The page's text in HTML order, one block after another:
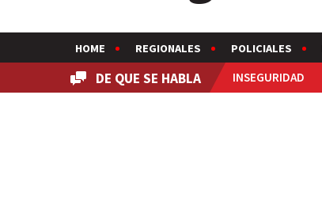
HOME REGIONALES POLICIALES
DE QUE SE HABLA INSEGURIDAD